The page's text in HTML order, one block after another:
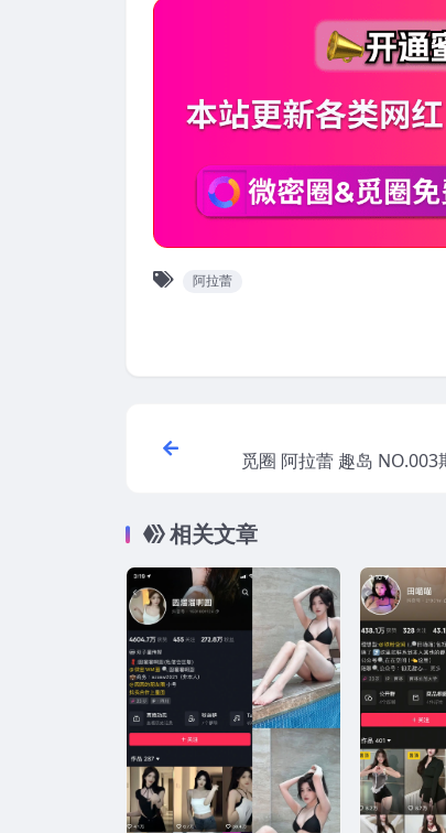
阿拉蕾
觅圈 阿拉蕾 趣岛 NO.003
相关文章